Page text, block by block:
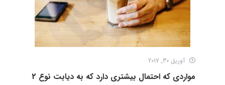
آوریل 30, 2017
مواردی که احتمال بیشتری دارد که به دیابت نوع 2